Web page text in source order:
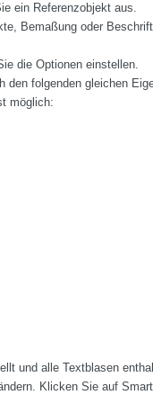
ein Referenzobjekt aus.
Bemaßung oder
die Optionen einstellen.
den folgenden gleichen
möglich:
und alle Textblasen
Klicken Sie auf